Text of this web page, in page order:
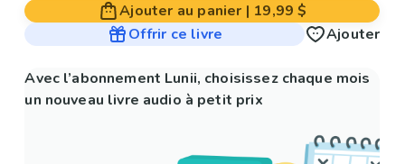
Ajouter au panier | 19,99 $
Offrir ce livre
Ajouter
Avec l’abonnement Lunii, choisissez chaque mois
un nouveau livre audio à petit prix